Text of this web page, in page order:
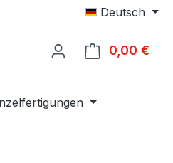
Deutsch
0,00 €